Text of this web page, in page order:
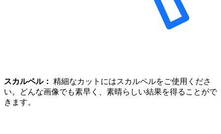
スカルペル： 精細なカットにはスカルペルをご使用くださ
い。どんな画像でも素早く、素晴らしい結果を得ることがで
きます。